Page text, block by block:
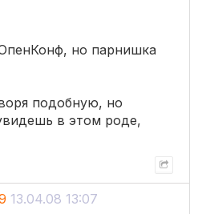
но парнишка
подобную, но
в этом роде,
13.04.08 13:07